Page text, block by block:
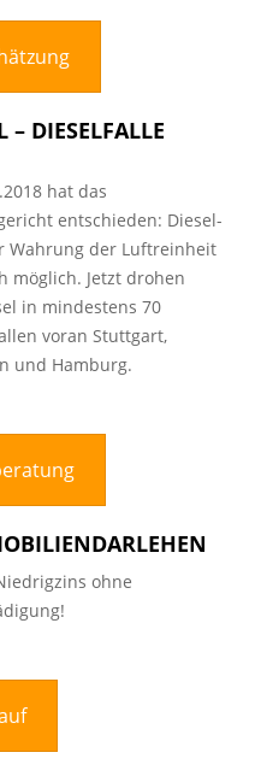
– DIESELFALLE
hat das
entschieden: Diesel-
Wahrung der Luftreinheit
möglich. Jetzt drohen
in mindestens 70
voran Stuttgart,
und Hamburg.
ohne